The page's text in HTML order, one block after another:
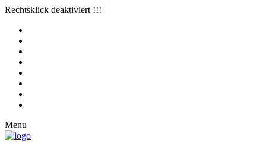
Rechtsklick deaktiviert !!!
Menu